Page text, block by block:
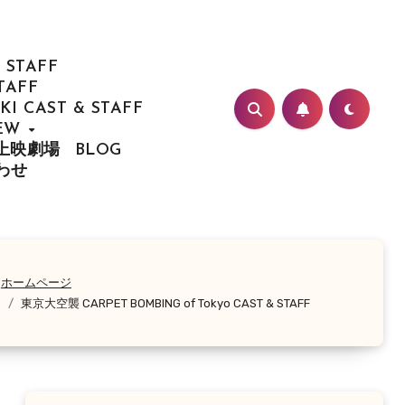
CAST & STAFF
映劇場
BLOG
せ
ホームページ
東京大空襲 CARPET BOMBING of Tokyo CAST & STAFF